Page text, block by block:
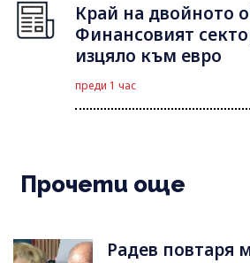
Край на двойното
Финансовият
изцяло към евро
преди 1 час
Прочети още
Радев повтаря